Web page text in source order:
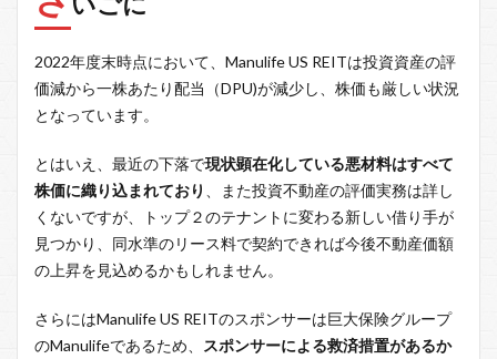
2022年度末時点において、Manulife US REITは投資資産の評
価減から一株あたり配当（DPU)が減少し、株価も厳しい状況
となっています。
とはいえ、最近の下落で現状顕在化している悪材料はすべて
株価に織り込まれており
、また投資不動産の評価実務は詳し
くないですが、トップ２のテナントに変わる新しい借り手が
見つかり、同水準のリース料で契約できれば今後不動産価額
の上昇を見込めるかもしれません。
さらにはManulife US REITのスポンサーは巨大保険グループ
のManulifeであるため、
スポンサーによる救済措置があるか